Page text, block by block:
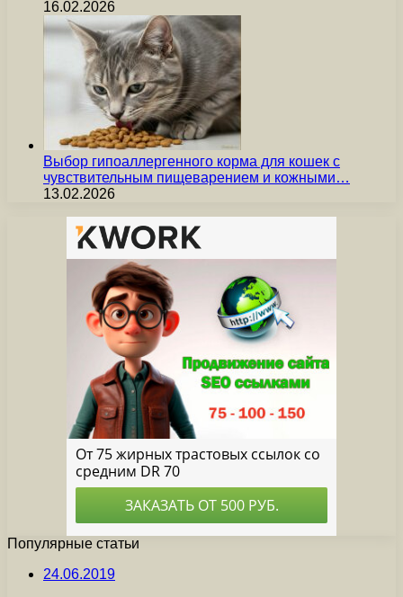
16.02.2026
Выбор гипоаллергенного корма для кошек с
чувствительным пищеварением и кожными…
13.02.2026
Популярные статьи
24.06.2019